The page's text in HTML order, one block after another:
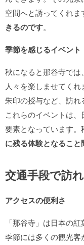
空間へと誘ってくれ
きるのです。
季節を感じるイベント
秋になると那谷寺で
人々を楽しませてく
朱印の授与など、訪れ
これらのイベントは
要素となっています
に残る体験となるこ
交通手段で訪
アクセスの便利さ
「那谷寺」は日本の
季節には多くの観光